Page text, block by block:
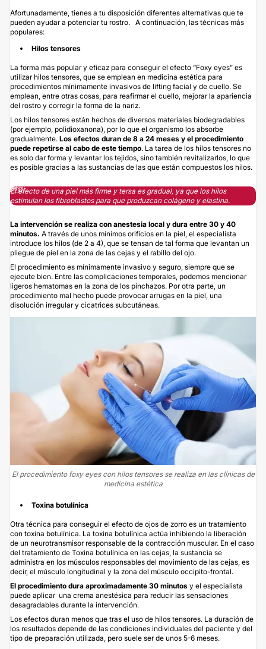
Afortunadamente, tienes a tu disposición diferentes alternativas que te
pueden ayudar a potenciar tu rostro. A continuación, las técnicas más
populares:
Hilos tensores
La forma más popular y eficaz para conseguir el efecto “Foxy eyes” es
utilizar hilos tensores, que se emplean en medicina estética para
procedimientos mínimamente invasivos de lifting facial y de cuello. Se
emplean, entre otras cosas, para reafirmar el cuello, mejorar la apariencia
del rostro y corregir la forma de la nariz.
Los hilos tensores están hechos de diversos materiales biodegradables
(por ejemplo, polidioxanona), por lo que el organismo los absorbe
gradualmente. Los efectos duran de 8 a 24 meses y el procedimiento
puede repetirse al cabo de este tiempo. La tarea de los hilos tensores no
es solo dar forma y levantar los tejidos, sino también revitalizarlos, lo que
es posible gracias a las sustancias de las que están compuestos los hilos.
El efecto de una piel más firme y tersa es gradual, ya que los hilos
estimulan los fibroblastos para que produzcan colágeno y elastina.
La intervención se realiza con anestesia local y dura entre 30 y 40
minutos. A través de unos mínimos orificios en la piel, el especialista
introduce los hilos (de 2 a 4), que se tensan de tal forma que levantan un
pliegue de piel en la zona de las cejas y el rabillo del ojo.
El procedimiento es mínimamente invasivo y seguro, siempre que se
ejecute bien. Entre las complicaciones temporales, podemos mencionar
ligeros hematomas en la zona de los pinchazos. Por otra parte, un
procedimiento mal hecho puede provocar arrugas en la piel, una
disolución irregular y cicatrices subcutáneas.
El procedimiento foxy eyes con hilos tensores se realiza en las clínicas de
medicina estética
Toxina botulínica
Otra técnica para conseguir el efecto de ojos de zorro es un tratamiento
con toxina botulínica. La toxina botulínica actúa inhibiendo la liberación
de un neurotransmisor responsable de la contracción muscular. En el caso
del tratamiento de Toxina botulínica en las cejas, la sustancia se
administra en los músculos responsables del movimiento de las cejas, es
decir, el músculo longitudinal y la zona del músculo occipito-frontal.
El procedimiento dura aproximadamente 30 minutos y el especialista
puede aplicar una crema anestésica para reducir las sensaciones
desagradables durante la intervención.
Los efectos duran menos que tras el uso de hilos tensores. La duración de
los resultados depende de las condiciones individuales del paciente y del
tipo de preparación utilizada, pero suele ser de unos 5-6 meses.